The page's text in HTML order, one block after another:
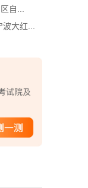
自...
大红...